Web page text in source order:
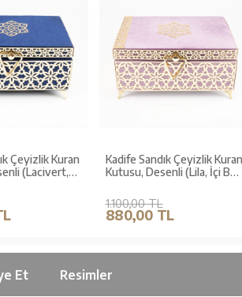
Çeyizlik Kuran
(Lacivert,
Kadife Sandık Çeyizlik Kuran
Kutusu, Desenli (Lila, İçi Boş
1.100,00 TL
880,00 TL
Et Resimler